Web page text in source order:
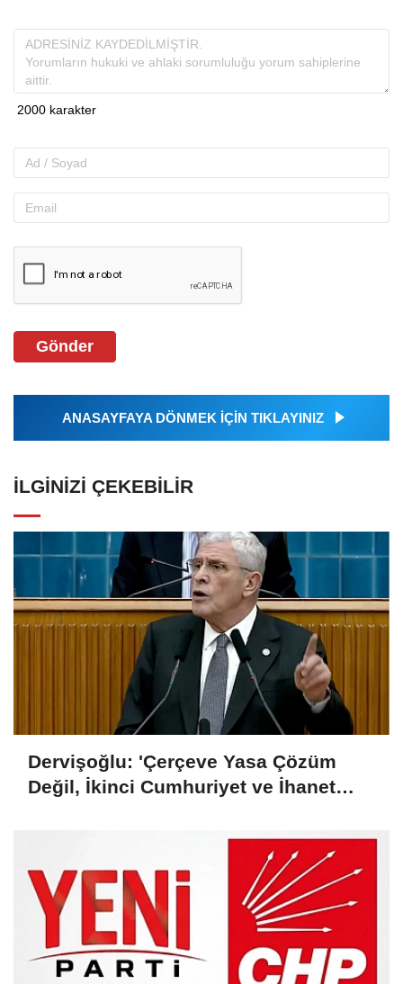
Gönder
ANASAYFAYA DÖNMEK İÇİN TIKLAYINIZ
İLGINIZI ÇEKEBILIR
Dervişoğlu: 'Çerçeve Yasa Çözüm
Değil, İkinci Cumhuriyet ve İhanet